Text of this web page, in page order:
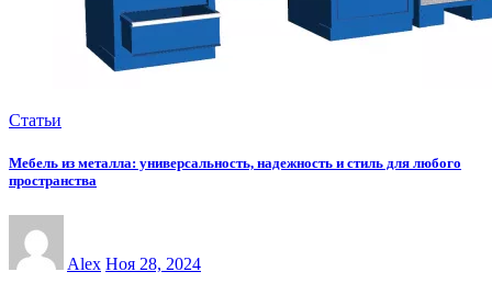
Статьи
Мебель из металла: универсальность, надежность и стиль для любого
пространства
Alex Ноя 28, 2024